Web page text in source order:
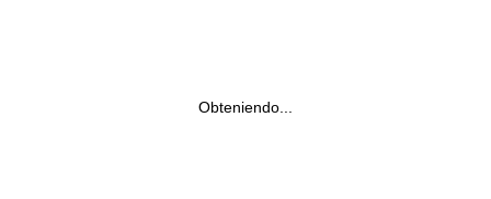
Obteniendo...